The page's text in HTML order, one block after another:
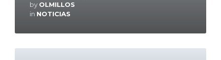
by OLMILLOS
in NOTICIAS
Read